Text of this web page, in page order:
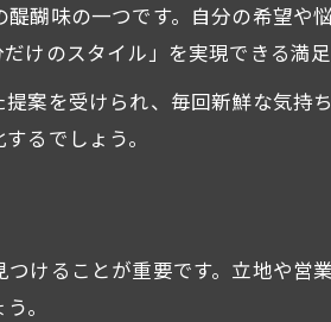
すめなリラックス体験の楽しみ方
術で満足度を高めるポイント
を得るための利用ポイント
醐味の一つです。自分の希望や
けのスタイル」を実現できる満
案を受けられ、毎回新鮮な気持
るでしょう。
けることが重要です。立地や営
。